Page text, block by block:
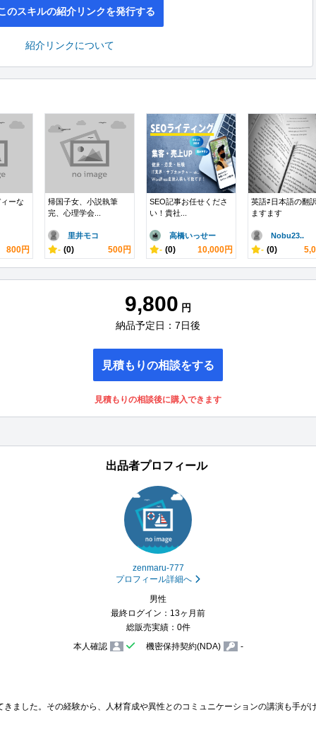
のスキルの紹介リンクを発行する
紹介リンクについて
ーな
800円
帰国子女、小説執筆
完、心理学会...
里井モコ
- (0) 500円
SEO記事お任せくださ
い！貴社...
高橋いっせー
- (0) 10,000円
英語⇄日本語の翻
ますます
Nobu23..
- (0)
9,800 円
納品予定日：7日後
見積もりの相談をする
見積もりの相談後に購入できます
出品者プロフィール
zenmaru-777
プロフィール詳細へ
男性
最終ログイン：13ヶ月前
総販売実績：0件
本人確認
機密保持契約(NDA) -
ました。その経験から、人材育成や異性とのコミュニケーションの講演も手が